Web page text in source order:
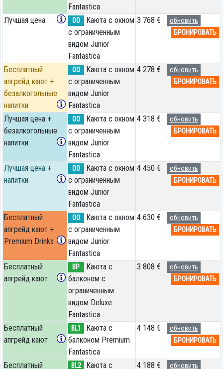
Fantastica
Лучшая цена
OO
Каюта с окном
с ограниченным
видом Junior
Fantastica
3 768 €
обновить
БРОНИРОВАТЬ
Бесплатный
апгрейд кают +
безалкогольные
напитки
OO
Каюта с окном
с ограниченным
видом Junior
Fantastica
4 278 €
обновить
БРОНИРОВАТЬ
Лучшая цена +
безалкогольные
напитки
OO
Каюта с окном
с ограниченным
видом Junior
Fantastica
4 318 €
обновить
БРОНИРОВАТЬ
Лучшая цена +
напитки
OO
Каюта с окном
с ограниченным
видом Junior
Fantastica
4 450 €
обновить
БРОНИРОВАТЬ
Бесплатный
апгрейд кают +
Premium Drinks
OO
Каюта с окном
с ограниченным
видом Junior
Fantastica
4 630 €
обновить
БРОНИРОВАТЬ
Бесплатный
апгрейд кают
BP
Каюта с
балконом c
ограниченным
видом Deluxe
Fantastica
3 808 €
обновить
БРОНИРОВАТЬ
Бесплатный
апгрейд кают
BL1
Каюта с
балконом Premium
Fantastica
4 148 €
обновить
БРОНИРОВАТЬ
Бесплатный
BL2
Каюта с
4 188 €
обновить